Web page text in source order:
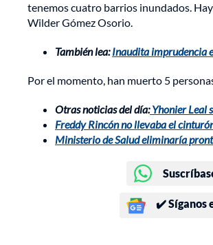
tenemos cuatro barrios inundados.
Wilder Gómez Osorio.
También lea:Inaudita imprudencia
Por el momento, han muerto 5
Otras noticias del día:Yhonier Leal
Freddy Rincón no llevaba el
Ministerio de Salud eliminaría
✔️ Síganos